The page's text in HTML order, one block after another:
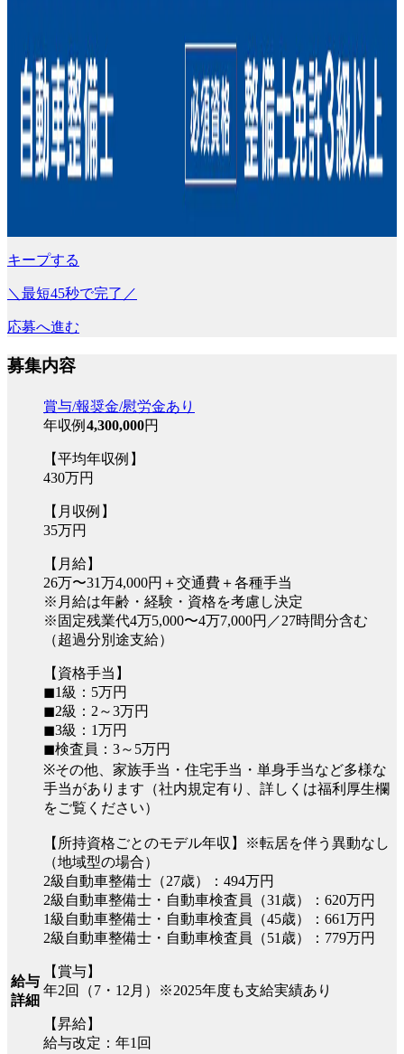
キープする
＼最短45秒で完了／
応募へ進む
募集内容
給与
詳細
賞与/報奨金/慰労金あり
年収例 4,300,000円
【平均年収例】
430万円
【月収例】
35万円
【月給】
26万〜31万4,000円＋交通費＋各種手当
※月給は年齢・経験・資格を考慮し決定
※固定残業代4万5,000〜4万7,000円／27時間分含む
（超過分別途支給）
【資格手当】
◼︎1級：5万円
◼︎2級：2～3万円
◼︎3級：1万円
◼︎検査員：3～5万円
※その他、家族手当・住宅手当・単身手当など多様な
手当があります（社内規定有り、詳しくは福利厚生欄
をご覧ください）
【所持資格ごとのモデル年収】※転居を伴う異動なし
（地域型の場合）
2級自動車整備士（27歳）：494万円
2級自動車整備士・自動車検査員（31歳）：620万円
1級自動車整備士・自動車検査員（45歳）：661万円
2級自動車整備士・自動車検査員（51歳）：779万円
【賞与】
年2回（7・12月）※2025年度も支給実績あり
【昇給】
給与改定：年1回